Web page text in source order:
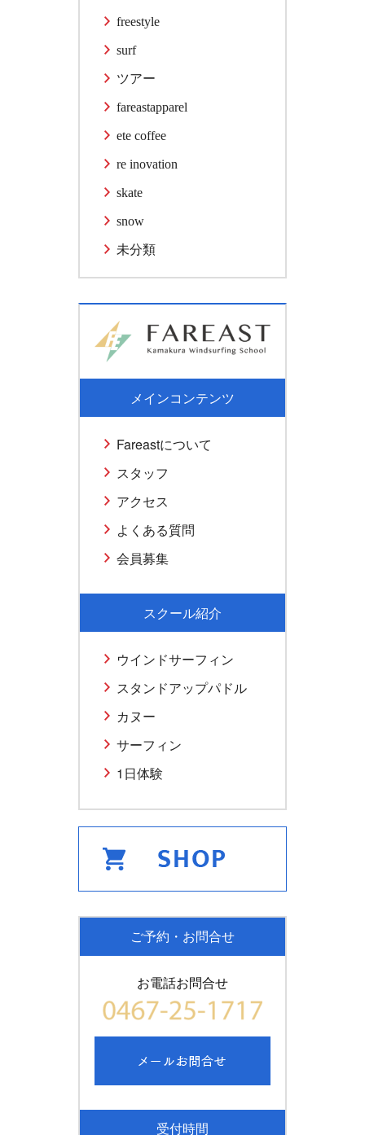
freestyle
surf
ツアー
fareastapparel
ete coffee
re inovation
skate
snow
未分類
メインコンテンツ
Fareastについて
スタッフ
アクセス
よくある質問
会員募集
スクール紹介
ウインドサーフィン
スタンドアップパドル
カヌー
サーフィン
1日体験
ご予約・お問合せ
お電話お問合せ
受付時間